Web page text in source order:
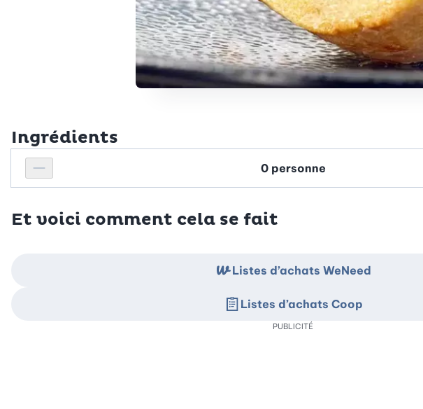
Ingrédients
Réduire le nombre de personnes
Personnes
Et voici comment cela se fait
Listes d’achats WeNeed
Listes d’achats Coop
PUBLICITÉ